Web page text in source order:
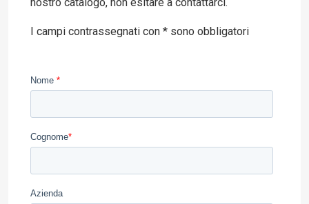
I campi contrassegnati con * sono obbligatori